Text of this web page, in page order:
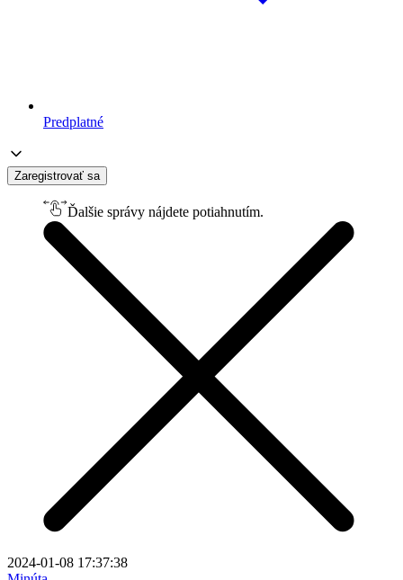
Predplatné
Zaregistrovať sa
Ďalšie správy nájdete potiahnutím.
2024-01-08 17:37:38